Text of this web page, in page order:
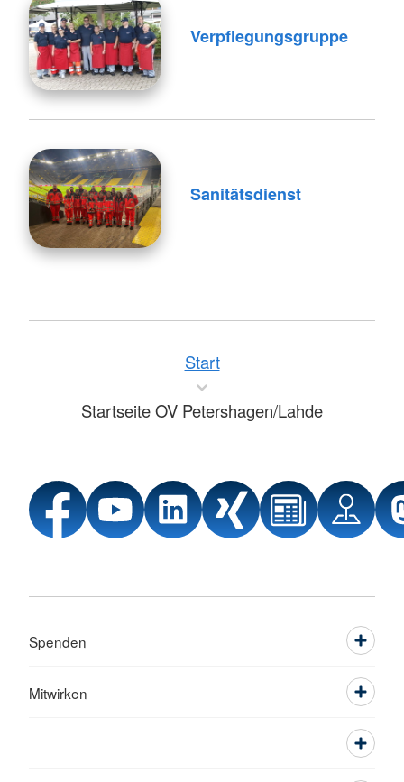
Verpflegungsgruppe
Sanitätsdienst
Start
Startseite OV Petershagen/Lahde
Spenden
Mitwirken